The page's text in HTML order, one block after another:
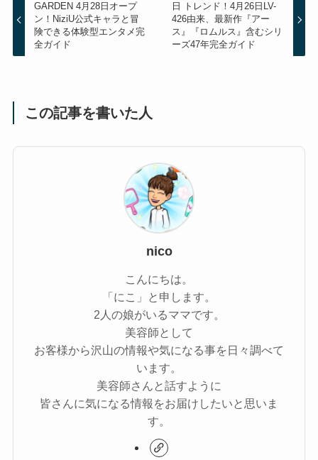
GARDEN 4月28日オープ
ン！NiziU公式キャラと冒
険できる体験型エンタメ完
全ガイド
日 トレンド！4月26日LV-
426由来、最新作『アー
ス』『ロムルス』含むシリ
ーズ47年完全ガイド
この記事を書いた人
nico
こんにちは。
「にこ」と申します。
2人の娘がいるママです。
美容師として
お客様から沢山の情報や気になる事を日々調べて
います。
美容師さんと話すように
皆さんに気になる情報をお届けしたいと思いま
す。